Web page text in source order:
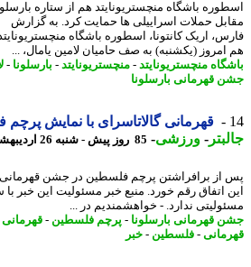
باشگاه منچستریونایتد هم از ستاره بارسلونا
حملات اسراییلی ها حمایت کرد. به گزارش
اریک کانتونا، اسطوره باشگاه منچستریونایتد
(یکشنبه) به صف حامیان لامین یامال، ...
منچستریونایتد-منچستریونایتد-بارسلونا-
قهرمانی بارسلونا
قهرمانی گالاتاسرای با نمایش پرچم
-ورزشی-85 روز پیش - شنبه 26 اردیبهشت 1405، 15:57
برافراشتن پرچم فلسطین در جشن قهرمانی
اتفاق رقم خورد. منبع خبر مسئولیت این خبر با سایت
ندارد. - خواهشمندیم در ...
قهرمانی بارسلونا-پرچم فلسطین-قهرمانی
-فلسطین-خبر